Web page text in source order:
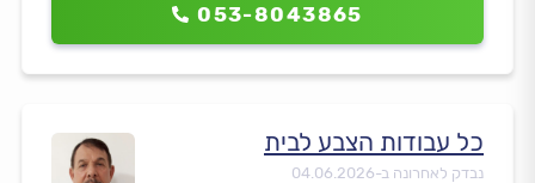
053-8043865
כל עבודות הצבע לבית
נבדק לאחרונה ב-04.06.2026